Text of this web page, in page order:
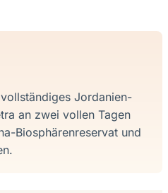
Jordanien-
an zwei vollen Tagen
Biosphärenreservat und